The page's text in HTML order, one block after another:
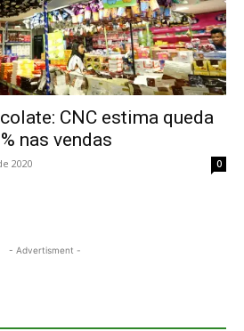
CNC estima queda
nas vendas
2020 0
- Advertisment -